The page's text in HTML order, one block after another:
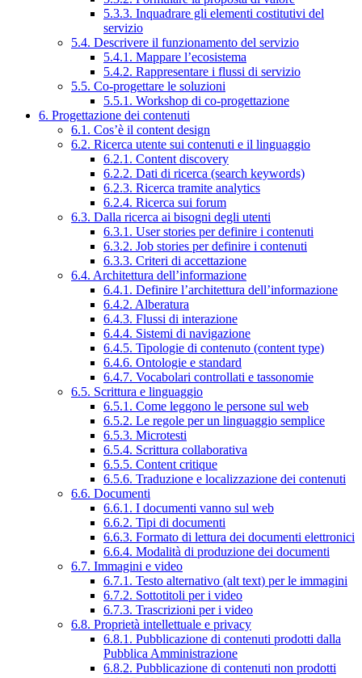
5.3.3. Inquadrare gli elementi costitutivi del
servizio
5.4. Descrivere il funzionamento del servizio
5.4.1. Mappare l’ecosistema
5.4.2. Rappresentare i flussi di servizio
5.5. Co-progettare le soluzioni
5.5.1. Workshop di co-progettazione
6. Progettazione dei contenuti
6.1. Cos’è il content design
6.2. Ricerca utente sui contenuti e il linguaggio
6.2.1. Content discovery
6.2.2. Dati di ricerca (search keywords)
6.2.3. Ricerca tramite analytics
6.2.4. Ricerca sui forum
6.3. Dalla ricerca ai bisogni degli utenti
6.3.1. User stories per definire i contenuti
6.3.2. Job stories per definire i contenuti
6.3.3. Criteri di accettazione
6.4. Architettura dell’informazione
6.4.1. Definire l’architettura dell’informazione
6.4.2. Alberatura
6.4.3. Flussi di interazione
6.4.4. Sistemi di navigazione
6.4.5. Tipologie di contenuto (content type)
6.4.6. Ontologie e standard
6.4.7. Vocabolari controllati e tassonomie
6.5. Scrittura e linguaggio
6.5.1. Come leggono le persone sul web
6.5.2. Le regole per un linguaggio semplice
6.5.3. Microtesti
6.5.4. Scrittura collaborativa
6.5.5. Content critique
6.5.6. Traduzione e localizzazione dei contenuti
6.6. Documenti
6.6.1. I documenti vanno sul web
6.6.2. Tipi di documenti
6.6.3. Formato di lettura dei documenti elettronici
6.6.4. Modalità di produzione dei documenti
6.7. Immagini e video
6.7.1. Testo alternativo (alt text) per le immagini
6.7.2. Sottotitoli per i video
6.7.3. Trascrizioni per i video
6.8. Proprietà intellettuale e privacy
6.8.1. Pubblicazione di contenuti prodotti dalla
Pubblica Amministrazione
6.8.2. Pubblicazione di contenuti non prodotti